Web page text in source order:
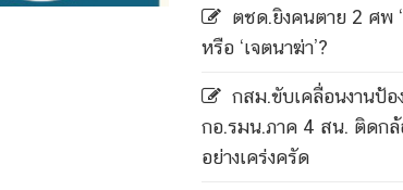
ตชด.ยิงคนตาย 2 ศพ
หรือ ‘เจตนาฆ่า’?
กสม.ขับเคลื่อนงานป้
กอ.รมน.ภาค 4 สน. ติดก
อย่างเคร่งครัด